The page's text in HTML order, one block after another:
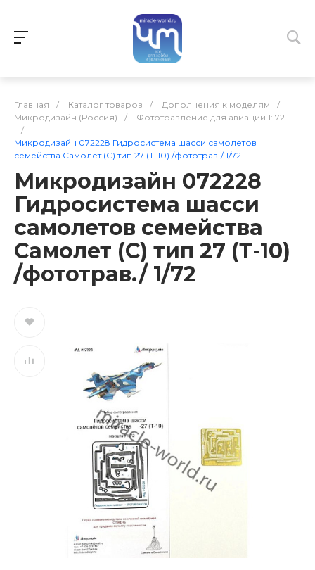
Главная / Каталог товаров / Дополнения к моделям
/
Микродизайн (Россия)
/
Фототравление для авиации 1: 72
/
Микродизайн 072228 Гидросистема шасси самолетов
семейства Самолет (С) тип 27 (Т-10) /фототрав./ 1/72
Микродизайн 072228
Гидросистема шасси
самолетов семейства
Самолет (С) тип 27 (Т-10)
/фототрав./ 1/72